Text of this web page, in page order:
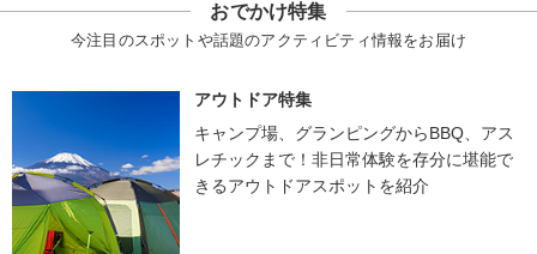
おでかけ特集
今注目のスポットや話題のアクティビティ情報をお届け
アウトドア特集
キャンプ場、グランピングからBBQ、アス
レチックまで！非日常体験を存分に堪能で
きるアウトドアスポットを紹介